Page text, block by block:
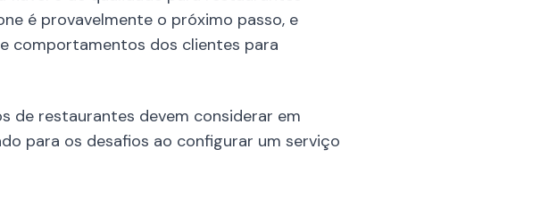
é provavelmente o próximo passo, e
comportamentos dos clientes para
de restaurantes devem considerar em
para os desafios ao configurar um serviço